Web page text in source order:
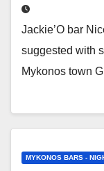
Jackie’O bar
suggested with
Mykonos town
MYKONOS BARS -